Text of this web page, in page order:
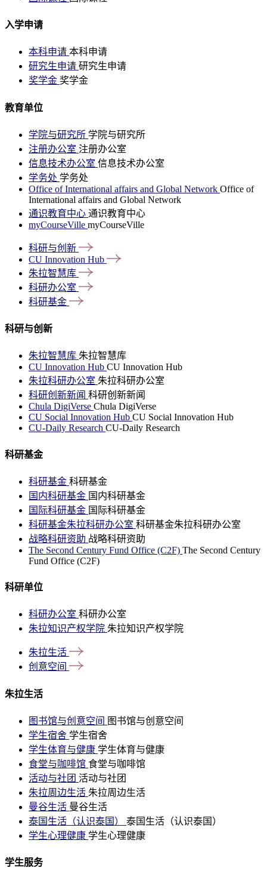
入学申请
本科申请 本科申请
研究生申请 研究生申请
奖学金 奖学金
教育单位
学院与研究所 学院与研究所
注册办公室 注册办公室
信息技术办公室 信息技术办公室
学务处 学务处
Office of International affairs and Global Network Office of
International affairs and Global Network
通识教育中心 通识教育中心
myCourseVille myCourseVille
科研与创新
CU Innovation Hub
朱拉智慧库
科研办公室
科研基金
科研与创新
朱拉智慧库 朱拉智慧库
CU Innovation Hub CU Innovation Hub
朱拉科研办公室 朱拉科研办公室
科研创新新闻 科研创新新闻
Chula DigiVerse Chula DigiVerse
CU Social Innovation Hub CU Social Innovation Hub
CU-Daily Research CU-Daily Research
科研基金
科研基金 科研基金
国内科研基金 国内科研基金
国际科研基金 国际科研基金
科研基金朱拉科研办公室 科研基金朱拉科研办公室
战略科研资助 战略科研资助
The Second Century Fund Office (C2F) The Second Century
Fund Office (C2F)
科研单位
科研办公室 科研办公室
朱拉知识产权学院 朱拉知识产权学院
朱拉生活
创意空间
朱拉生活
图书馆与创意空间 图书馆与创意空间
学生宿舍 学生宿舍
学生体育与健康 学生体育与健康
食堂与咖啡馆 食堂与咖啡馆
活动与社团 活动与社团
朱拉周边生活 朱拉周边生活
曼谷生活 曼谷生活
泰国生活（认识泰国） 泰国生活（认识泰国）
学生心理健康 学生心理健康
学生服务